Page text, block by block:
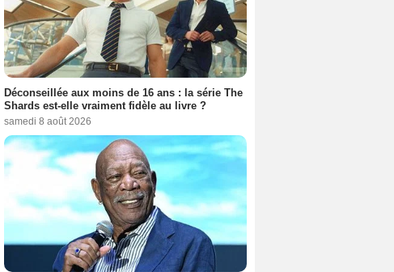
Déconseillée aux moins de 16 ans : la série The
Shards est-elle vraiment fidèle au livre ?
samedi 8 août 2026